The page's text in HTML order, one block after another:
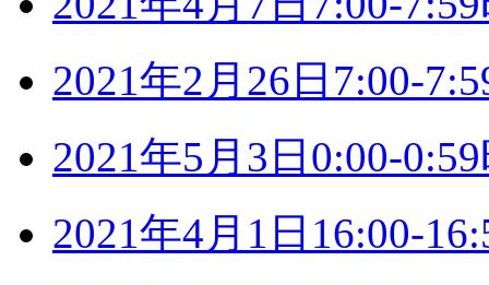
2021年2月26日7:00-
2021年5月3日0:00-
2021年4月1日16:00-